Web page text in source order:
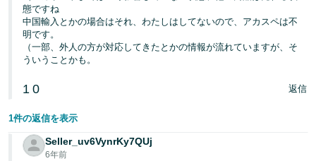
態ですね
中国輸入とかの場合はそれ、わたしはしてないので、アカスペは不
明です。
（一部、外人の方が対応してきたとかの情報が流れていますが、そ
ういうことかも。
1 0 返信
1件の返信を表示
Seller_uv6VynrKy7QUj
6年前